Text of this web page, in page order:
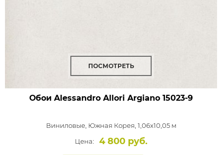
ПОСМОТРЕТЬ
Обои Alessandro Allori Argiano 15023-9
Виниловые, Южная Корея, 1,06x10,05 м
Цена:
4 800 руб.